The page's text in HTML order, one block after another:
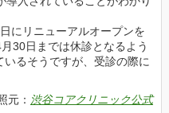
にリニューアルオープンを
30日までは休診となるよう
るそうですが、受診の際に
元： 渋谷コアクリニック公式